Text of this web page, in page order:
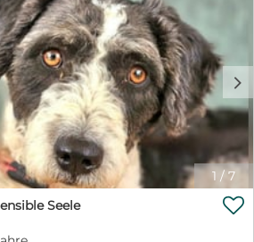
1 / 7
d
Seele
